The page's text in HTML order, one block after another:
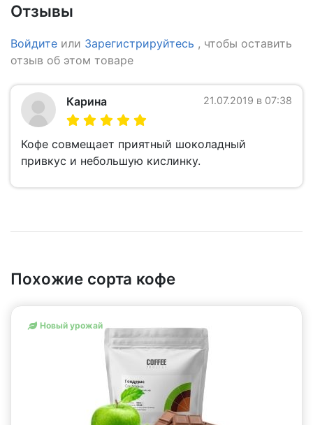
Отзывы
Войдите или Зарегистрируйтесь , чтобы оставить
отзыв об этом товаре
Карина 21.07.2019 в 07:38
Кофе совмещает приятный шоколадный
привкус и небольшую кислинку.
Похожие сорта кофе
Новый урожай